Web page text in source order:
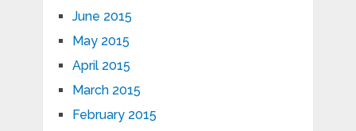
June 2015
May 2015
April 2015
March 2015
February 2015